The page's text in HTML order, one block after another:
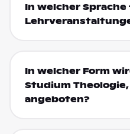
In welcher
In welcher Form
Studium
angeboten?